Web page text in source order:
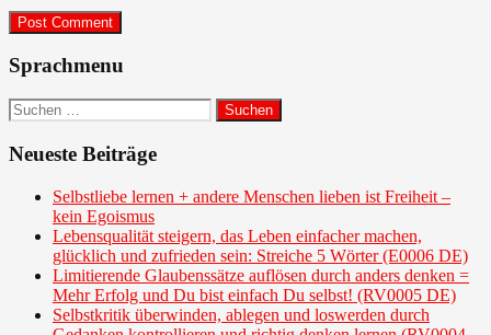
Sprachmenu
Suchen
nach:
Neueste Beiträge
Selbstliebe lernen + andere Menschen lieben ist Freiheit –
kein Egoismus
Lebensqualität steigern, das Leben einfacher machen,
glücklich und zufrieden sein: Streiche 5 Wörter (E0006 DE)
Limitierende Glaubenssätze auflösen durch anders denken =
Mehr Erfolg und Du bist einfach Du selbst! (RV0005 DE)
Selbstkritik überwinden, ablegen und loswerden durch